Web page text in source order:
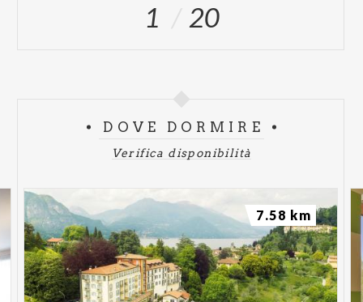
1 20
DOVE DORMIRE
Verifica disponibilità
7.58 km